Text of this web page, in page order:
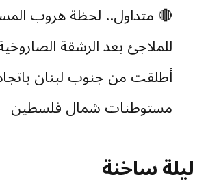
🔴 متداول.. لحظة هروب
للملاجئ بعد الرشقة
أطلقت من جنوب لبنان
مستوطنات شمال فلسطين
EDnJH0s9yc
ليلة ساخنة